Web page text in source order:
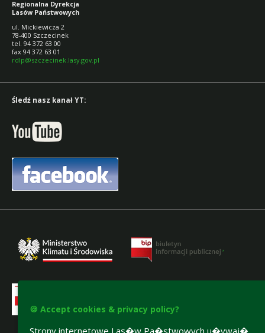
Regionalna Dyrekcja
Lasów Państwowych
ul. Mickiewicza 2
78-400 Szczecinek
tel. 94 372 63 00
fax 94 372 63 01
rdlp@szczecinek.lasy.gov.pl
Śledź nasz kanał YT:
,
🍪 Accept cookies & privacy policy?
Strony internetowe Las�w Pa�stwowych u�ywaj�